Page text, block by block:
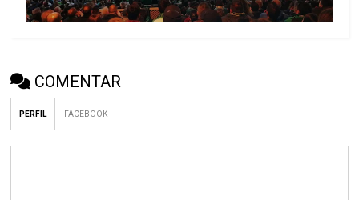
COMENTAR
PERFIL FACEBOOK